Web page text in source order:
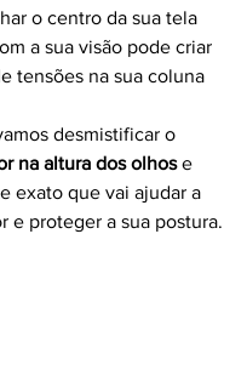
o centro da sua tela
a sua visão pode criar
tensões na sua coluna
desmistificar o
na altura dos olhos e
exato que vai ajudar a
e proteger a sua postura.